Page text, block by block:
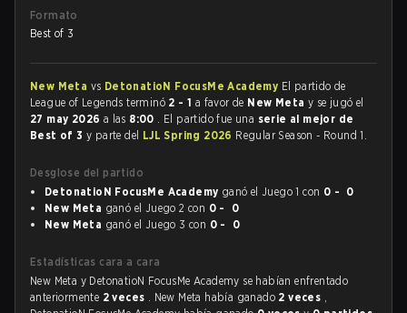
Formato
Best of 3
New Meta vs DetonatioN FocusMe Academy El partido de
League of Legends terminó 2 - 1 a favor de New Meta y se jugó el
27 may 2026 a las 8:00 . El partido fue una serie al mejor de
Best of 3y parte del LJL Spring 2026 Regular Season - Round 1.
Desglose del partido
DetonatioN FocusMe Academy ganó el Juego 1 con 0 - 0
New Meta ganó el Juego 2 con 0 - 0
New Meta ganó el Juego 3 con 0 - 0
Estadísticas cara a cara
New Meta y DetonatioN FocusMe Academy se habían enfrentado
anteriormente 2 veces . New Meta había ganado 2 veces ,